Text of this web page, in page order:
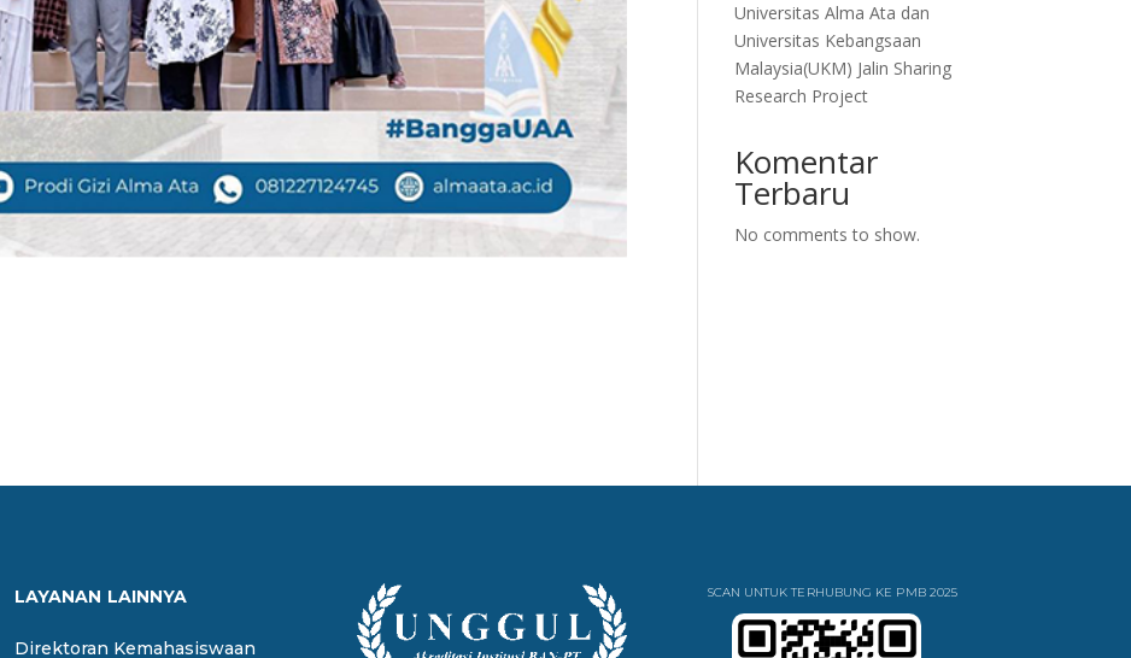
Universitas Alma Ata dan
Universitas Kebangsaan
Malaysia(UKM) Jalin Sharing
Research Project
Komentar
Terbaru
No comments to show.
LAYANAN LAINNYA
Direktoran Kemahasiswaan
SCAN UNTUK TERHUBUNG KE PMB 2025